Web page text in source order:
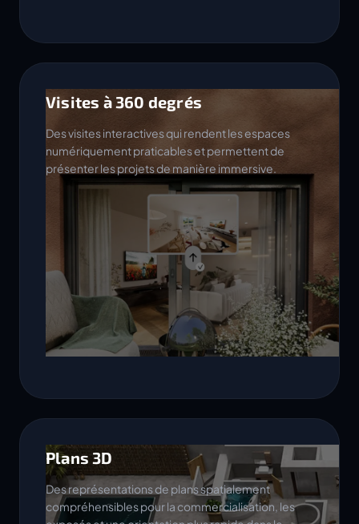
Visites à 360 degrés
Des visites interactives qui rendent les espaces
numériquement praticables et permettent de
présenter les projets de manière immersive.
Plans 3D
Des représentations de plans spatialement
compréhensibles pour la commercialisation, les